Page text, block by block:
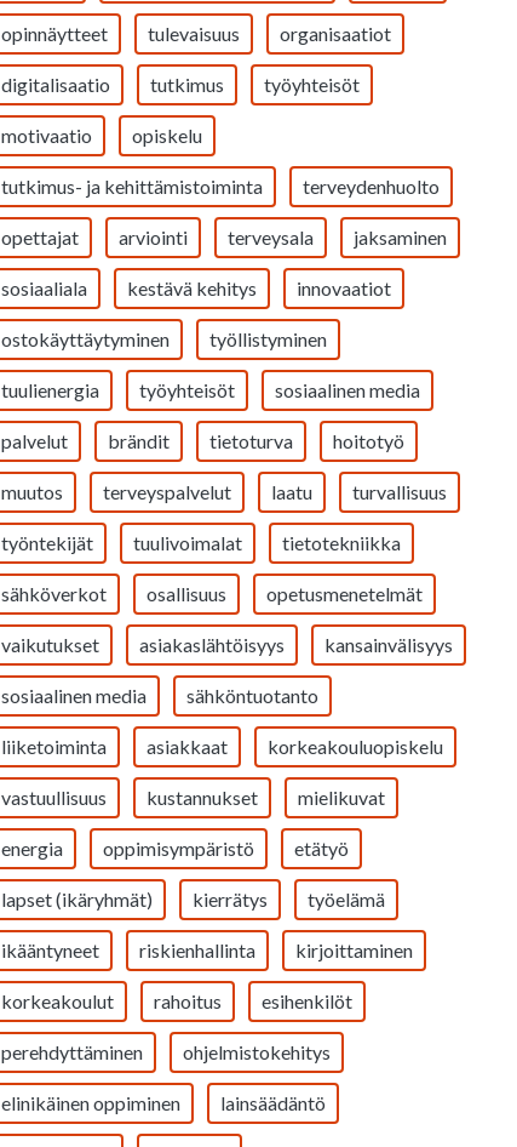
opinnäytteet tulevaisuus organisaatiot
digitalisaatio tutkimus työyhteisöt
motivaatio opiskelu
tutkimus- ja kehittämistoiminta terveydenhuolto
opettajat arviointi terveysala jaksaminen
sosiaaliala kestävä kehitys innovaatiot
ostokäyttäytyminen työllistyminen
tuulienergia työyhteisöt sosiaalinen media
palvelut brändit tietoturva hoitotyö
muutos terveyspalvelut laatu turvallisuus
työntekijät tuulivoimalat tietotekniikka
sähköverkot osallisuus opetusmenetelmät
vaikutukset asiakaslähtöisyys kansainvälisyys
sosiaalinen media sähköntuotanto
liiketoiminta asiakkaat korkeakouluopiskelu
vastuullisuus kustannukset mielikuvat
energia oppimisympäristö etätyö
lapset (ikäryhmät) kierrätys työelämä
ikääntyneet riskienhallinta kirjoittaminen
korkeakoulut rahoitus esihenkilöt
perehdyttäminen ohjelmistokehitys
elinikäinen oppiminen lainsäädäntö